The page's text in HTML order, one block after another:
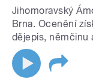
Jihomoravský
Brna. Ocenění
dějepis, němčinu